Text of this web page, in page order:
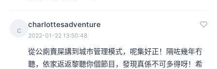
府当然就要给钱了，叫一些清洁工，找人来承包，你做清
c
charlottesadventure
2022-01-22 13:50:48
從公廁賣屎講到城市管理模式，呢集好正！隔咗幾年冇
聽，依家返返黎聽你個節目，發現真係不可多得呀！希